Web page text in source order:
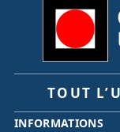
TOUT
INFORMATIONS